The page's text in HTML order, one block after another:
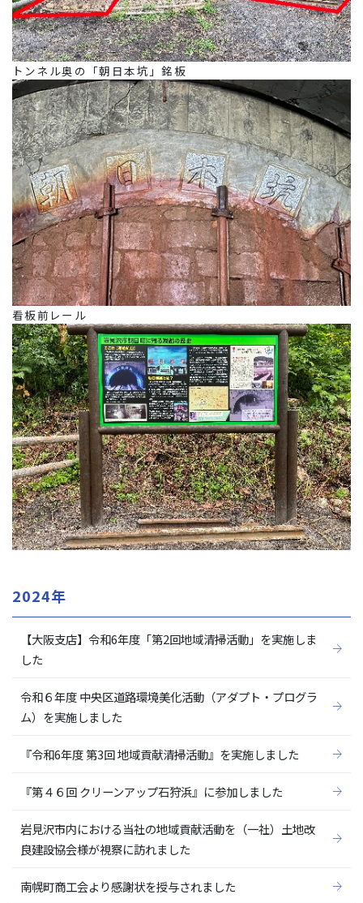
トンネル奥の「朝日本坑」銘板
看板前レール
2024年
【大阪支店】令和6年度「第2回地域清掃活動」を実施しま
した
令和６年度 中央区道路環境美化活動（アダプト・プログラ
ム）を実施しました
『令和6年度 第3回 地域貢献清掃活動』を実施しました
『第４６回 クリーンアップ石狩浜』に参加しました
岩見沢市内における当社の地域貢献活動を（一社）土地改
良建設協会様が視察に訪れました
南幌町商工会より感謝状を授与されました